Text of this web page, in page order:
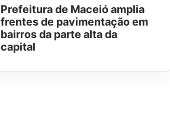
Prefeitura de Maceió amplia
frentes de pavimentação em
bairros da parte alta da
capital